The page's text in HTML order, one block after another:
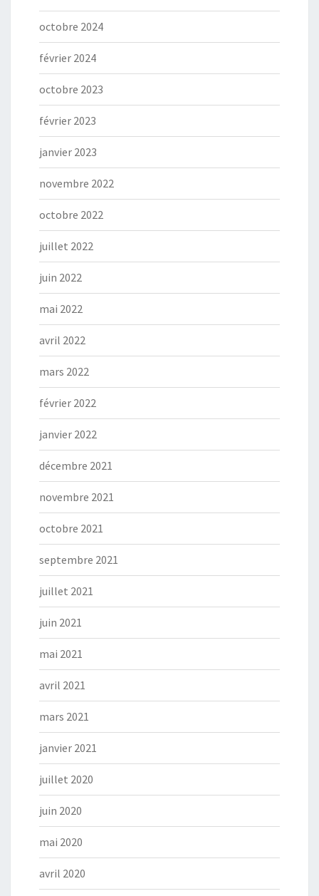
octobre 2024
février 2024
octobre 2023
février 2023
janvier 2023
novembre 2022
octobre 2022
juillet 2022
juin 2022
mai 2022
avril 2022
mars 2022
février 2022
janvier 2022
décembre 2021
novembre 2021
octobre 2021
septembre 2021
juillet 2021
juin 2021
mai 2021
avril 2021
mars 2021
janvier 2021
juillet 2020
juin 2020
mai 2020
avril 2020